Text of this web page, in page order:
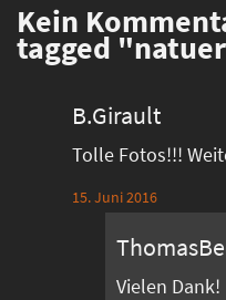
Kein
tagged
B.Girault
Tolle Fotos!!!
15. Juni 2016
Vielen Dank!